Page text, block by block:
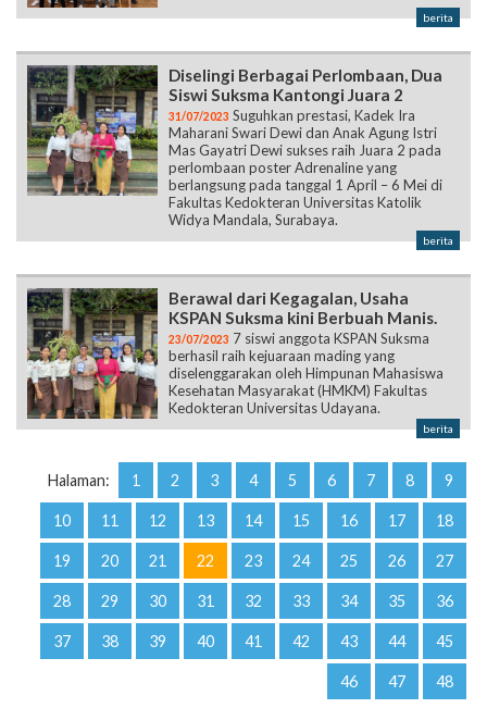
berita
Diselingi Berbagai Perlombaan, Dua
Siswi Suksma Kantongi Juara 2
31/07/2023 Suguhkan prestasi, Kadek Ira
Maharani Swari Dewi dan Anak Agung Istri
Mas Gayatri Dewi sukses raih Juara 2 pada
perlombaan poster Adrenaline yang
berlangsung pada tanggal 1 April – 6 Mei di
Fakultas Kedokteran Universitas Katolik
Widya Mandala, Surabaya.
berita
Berawal dari Kegagalan, Usaha
KSPAN Suksma kini Berbuah Manis.
23/07/2023 7 siswi anggota KSPAN Suksma
berhasil raih kejuaraan mading yang
diselenggarakan oleh Himpunan Mahasiswa
Kesehatan Masyarakat (HMKM) Fakultas
Kedokteran Universitas Udayana.
berita
Halaman: 1 2 3 4 5 6 7 8 9
10 11 12 13 14 15 16 17 18
19 20 21 22 23 24 25 26 27
28 29 30 31 32 33 34 35 36
37 38 39 40 41 42 43 44 45
46 47 48